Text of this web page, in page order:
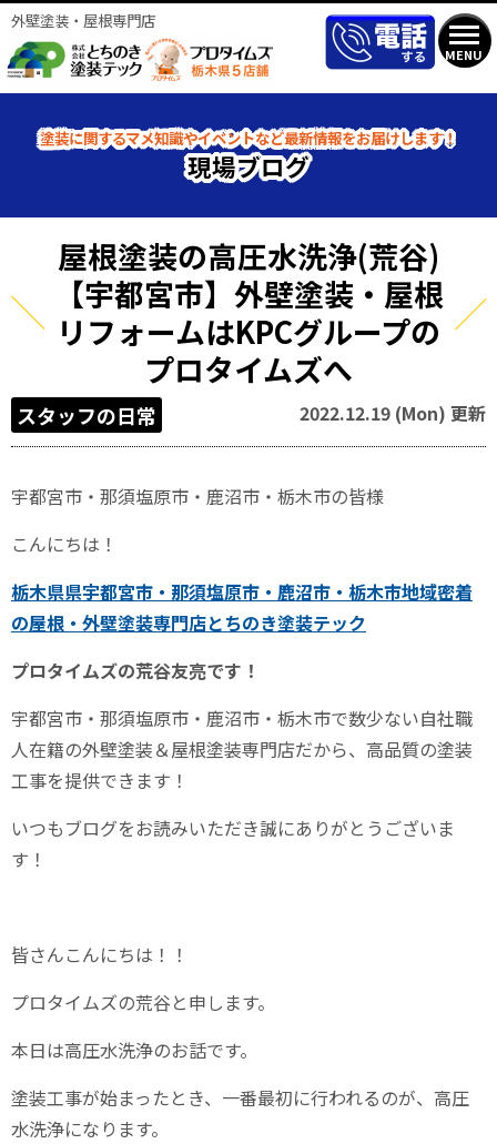
MENU
外壁塗装・屋根専門店
塗装に関するマメ知識やイベントなど最新情報をお届けします！
現場ブログ
屋根塗装の高圧水洗浄(荒谷)
【宇都宮市】外壁塗装・屋根
リフォームはKPCグループの
プロタイムズへ
スタッフの日常 2022.12.19 (Mon) 更新
宇都宮市・那須塩原市・鹿沼市・栃木市の皆様
こんにちは！
栃木県県宇都宮市・那須塩原市・鹿沼市・栃木市地域密着
の屋根・外壁塗装専門店とちのき塗装テック
プロタイムズの荒谷友亮です！
宇都宮市・那須塩原市・鹿沼市・栃木市で数少ない自社職
人在籍の外壁塗装＆屋根塗装専門店だから、高品質の塗装
工事を提供できます！
いつもブログをお読みいただき誠にありがとうございま
す！
皆さんこんにちは！！
プロタイムズの荒谷と申します。
本日は高圧水洗浄のお話です。
塗装工事が始まったとき、一番最初に行われるのが、高圧
水洗浄になります。